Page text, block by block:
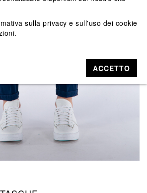
sulla privacy e sull'uso dei cookie
ACCETTO